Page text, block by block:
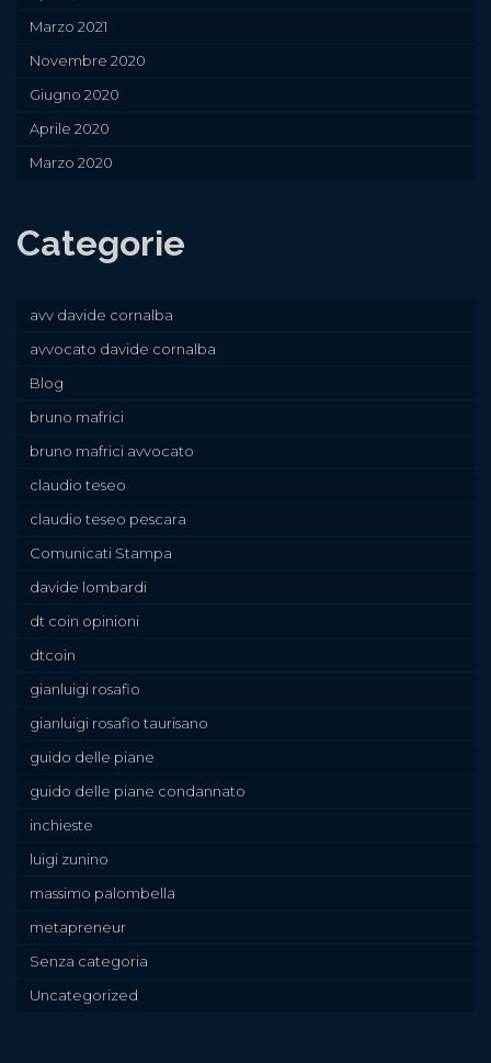
Marzo 2021
Novembre 2020
Giugno 2020
Aprile 2020
Marzo 2020
Categorie
avv davide cornalba
avvocato davide cornalba
Blog
bruno mafrici
bruno mafrici avvocato
claudio teseo
claudio teseo pescara
Comunicati Stampa
davide lombardi
dt coin opinioni
dtcoin
gianluigi rosafio
gianluigi rosafio taurisano
guido delle piane
guido delle piane condannato
inchieste
luigi zunino
massimo palombella
metapreneur
Senza categoria
Uncategorized